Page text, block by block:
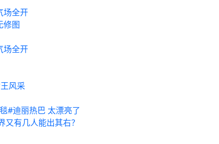
场全开
修图
场全开
风采
#迪丽热巴 太漂亮了
有几人能出其右？